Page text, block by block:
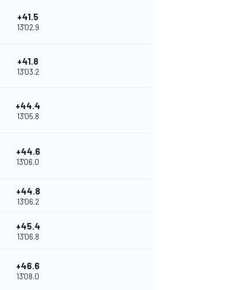
+41.5
13'02.9
+41.8
13'03.2
+44.4
13'05.8
+44.6
13'06.0
+44.8
13'06.2
+45.4
13'06.8
+46.6
13'08.0